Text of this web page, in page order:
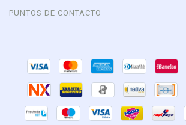
PUNTOS DE CONTACTO